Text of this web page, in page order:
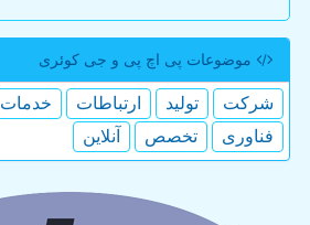
موضوعات پی اچ پی و جی كوئری
شركت تولید ارتباطات خدمات
فناوری
تخصص آنلاین